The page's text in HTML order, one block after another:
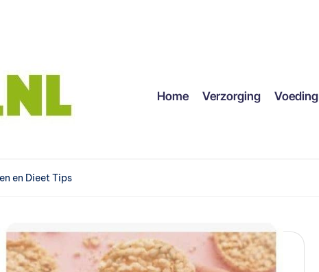
Home Verzorging Voeding
en Dieet Tips